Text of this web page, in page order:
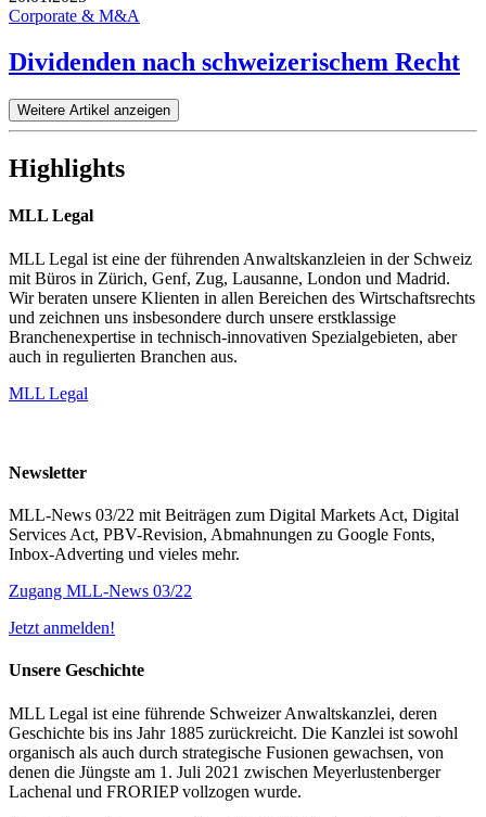
Corporate & M&A
Dividenden nach schweizerischem Recht
Weitere Artikel anzeigen
Highlights
MLL Legal
MLL Legal ist eine der führenden Anwaltskanzleien in der Schweiz
mit Büros in Zürich, Genf, Zug, Lausanne, London und Madrid.
Wir beraten unsere Klienten in allen Bereichen des Wirtschaftsrechts
und zeichnen uns insbesondere durch unsere erstklassige
Branchenexpertise in technisch-innovativen Spezialgebieten, aber
auch in regulierten Branchen aus.
MLL Legal
Newsletter
MLL-News 03/22 mit Beiträgen zum Digital Markets Act, Digital
Services Act, PBV-Revision, Abmahnungen zu Google Fonts,
Inbox-Adverting und vieles mehr.
Zugang MLL-News 03/22
Jetzt anmelden!
Unsere Geschichte
MLL Legal ist eine führende Schweizer Anwaltskanzlei, deren
Geschichte bis ins Jahr 1885 zurückreicht. Die Kanzlei ist sowohl
organisch als auch durch strategische Fusionen gewachsen, von
denen die Jüngste am 1. Juli 2021 zwischen Meyerlustenberger
Lachenal und FRORIEP vollzogen wurde.